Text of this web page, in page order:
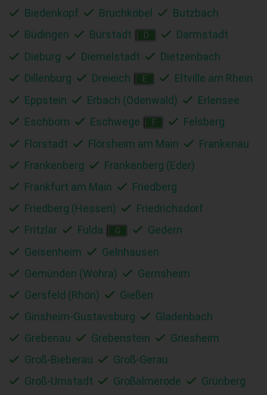
Biedenkopf
Bruchköbel
Butzbach
Büdingen
Bürstadt D
Darmstadt
Dieburg
Diemelstadt
Dietzenbach
Dillenburg
Dreieich E
Eltville am Rhein
Eppstein
Erbach (Odenwald)
Erlensee
Eschborn
Eschwege F
Felsberg
Florstadt
Flörsheim am Main
Frankenau
Frankenberg
Frankenberg (Eder)
Frankfurt am Main
Friedberg
Friedberg (Hessen)
Friedrichsdorf
Fritzlar
Fulda G
Gedern
Geisenheim
Gelnhausen
Gemünden (Wohra)
Gernsheim
Gersfeld (Rhön)
Gießen
Ginsheim-Gustavsburg
Gladenbach
Grebenau
Grebenstein
Griesheim
Groß-Bieberau
Groß-Gerau
Groß-Umstadt
Großalmerode
Grünberg